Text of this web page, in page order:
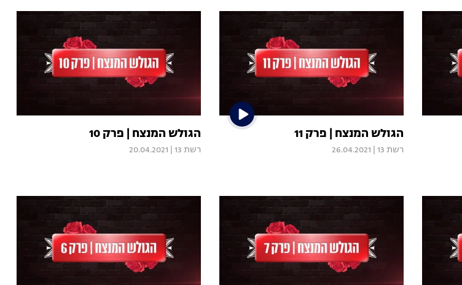
הגולש המנצח | פרק 11
רשת 13 26.04.2021
הגולש המנצח | פרק 10
רשת 13 20.04.2021